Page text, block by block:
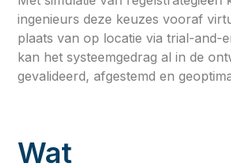
ingenieurs deze keuzes vooraf
plaats van op locatie via trial-and-
kan het systeemgedrag al in de
gevalideerd, afgestemd en
Wat